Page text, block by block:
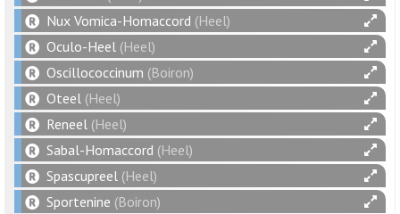
Nux Vomica-Homaccord (Heel)
Oculo-Heel (Heel)
Oscillococcinum (Boiron)
Oteel (Heel)
Reneel (Heel)
Sabal-Homaccord (Heel)
Spascupreel (Heel)
Sportenine (Boiron)